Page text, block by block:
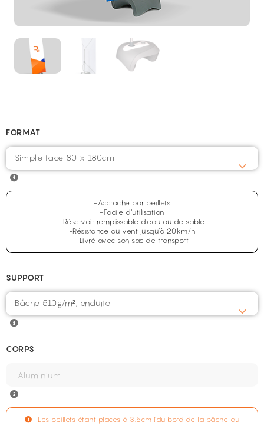
FORMAT
Simple face 80 x 180cm
-Accroche par oeillets
-Facile d'utilisation
-Réservoir remplissable d'eau ou de sable
-Résistance au vent jusqu'à 20km/h
-Livré avec son sac de transport
SUPPORT
Bâche 510g/m², enduite
CORPS
Les oeillets étant placés à 3,5cm (du bord de la bâche au